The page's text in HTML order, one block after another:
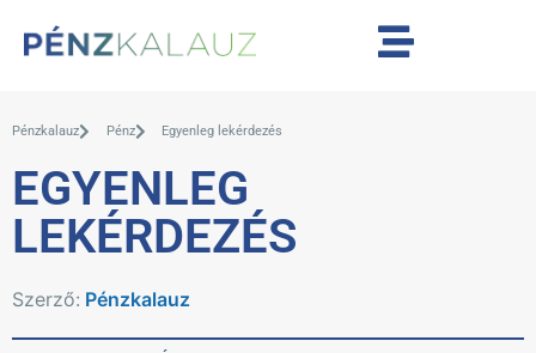
Pénzkalauz Pénz Egyenleg lekérdezés
EGYENLEG
LEKÉRDEZÉS
Szerző: Pénzkalauz